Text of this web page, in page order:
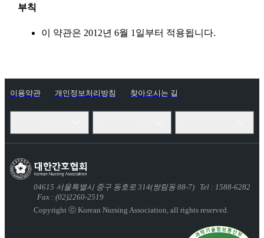
부칙
이 약관은 2012년 6월 1일부터 적용됩니다.
이용약관 개인정보처리방침 찾아오시는 길
04615 서울특별시 중구 동호로 314(쌍림동 88-7)
Tel : 1588-6282
Fax : (02)2260-2519
Copyright ⓒ Korean Nursing Association, all rights reserved.